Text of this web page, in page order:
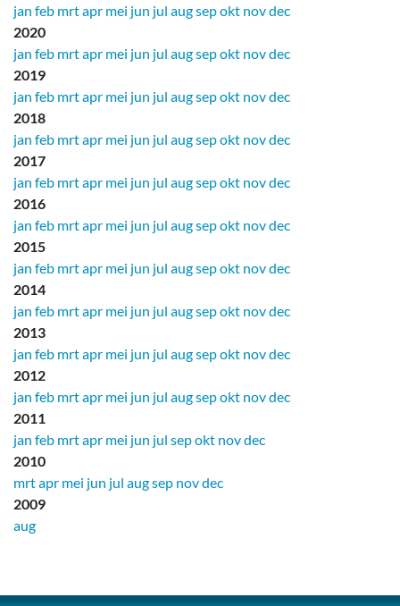
jan feb mrtapr mei jun jul augsepokt novdec
2020
jan feb mrtapr mei jun jul augsepokt novdec
2019
jan feb mrtapr mei jun jul augsepokt novdec
2018
jan feb mrtapr mei jun jul augsepokt novdec
2017
jan feb mrtapr mei jun jul augsepokt novdec
2016
jan feb mrtapr mei jun jul augsepokt novdec
2015
jan feb mrtapr mei jun jul augsepokt novdec
2014
jan feb mrtapr mei jun jul augsepokt novdec
2013
jan feb mrtapr mei jun jul augsepokt novdec
2012
jan feb mrtapr mei jun jul augsepokt novdec
2011
jan feb mrtapr mei jun jul sepokt novdec
2010
mrtapr mei jun jul augsep novdec
2009
aug